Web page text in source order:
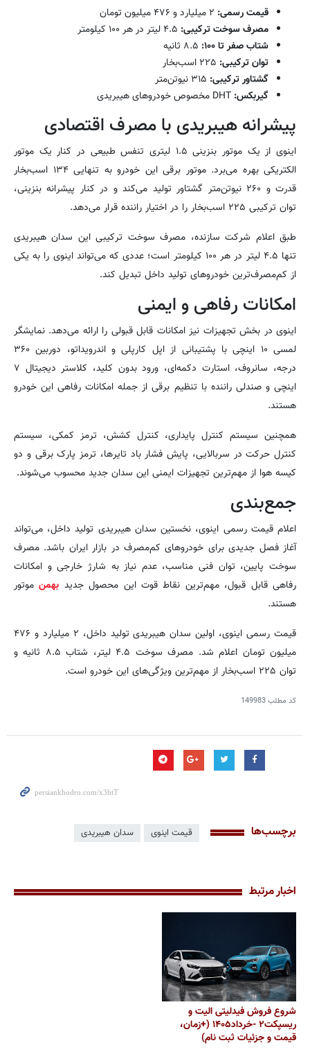
قیمت رسمی:
مصرف سوخت ترکیبی:
شتاب صفر تا ۱۰۰:
توان ترکیبی:
گشتاور ترکیبی:
گیربکس:
پیشرانه هیبریدی با مصرف اقتصادی
اینوی از یک موتور بنزینی ۱.۵ لیتری تنفس طبیعی در کنار یک موتور
الکتریکی بهره می‌برد. موتور برقی این خودرو به تنهایی ۱۳۴ اسب‌بخار
قدرت و ۲۶۰ نیوتن‌متر گشتاور تولید می‌کند و در کنار پیشرانه بنزینی،
توان ترکیبی ۲۲۵ اسب‌بخار را در اختیار راننده قرار می‌دهد.
طبق اعلام شرکت سازنده، مصرف سوخت ترکیبی این سدان هیبریدی
تنها ۴.۵ لیتر در هر ۱۰۰ کیلومتر است؛ عددی که می‌تواند اینوی را به یکی
از کم‌مصرف‌ترین خودروهای تولید داخل تبدیل کند.
امکانات رفاهی و ایمنی
اینوی در بخش تجهیزات نیز امکانات قابل قبولی را ارائه می‌دهد. نمایشگر
لمسی ۱۰ اینچی با پشتیبانی از اپل کارپلی و اندرویداتو، دوربین ۳۶۰
درجه، سانروف، استارت دکمه‌ای، ورود بدون کلید، کلاستر دیجیتال ۷
اینچی و صندلی راننده با تنظیم برقی از جمله امکانات رفاهی این خودرو
هستند.
همچنین سیستم کنترل پایداری، کنترل کشش، ترمز کمکی، سیستم
کنترل حرکت در سربالایی، پایش فشار باد تایرها، ترمز پارک برقی و دو
کیسه هوا از مهم‌ترین تجهیزات ایمنی این سدان جدید محسوب می‌شوند.
جمع‌بندی
اعلام قیمت رسمی اینوی، نخستین سدان هیبریدی تولید داخل، می‌تواند
آغاز فصل جدیدی برای خودروهای کم‌مصرف در بازار ایران باشد. مصرف
سوخت پایین، توان فنی مناسب، عدم نیاز به شارژ خارجی و امکانات
رفاهی قابل قبول، مهم‌ترین نقاط قوت این محصول جدید بهمن موتور
هستند.
قیمت رسمی اینوی، اولین سدان هیبریدی تولید داخل، ۲ میلیارد و ۴۷۶
میلیون تومان اعلام شد. مصرف سوخت ۴.۵ لیتر، شتاب ۸.۵ ثانیه و
توان ۲۲۵ اسب‌بخار از مهم‌ترین ویژگی‌های این خودرو است.
کد مطلب149983
برچسب‌ها قیمت اینوی سدان هیبریدی
اخبار مرتبط
شروع فروش فیدلیتی الیت و
ریسپکت۲ -خرداد۱۴۰۵ (+زمان،
قیمت و جزئیات ثبت نام)